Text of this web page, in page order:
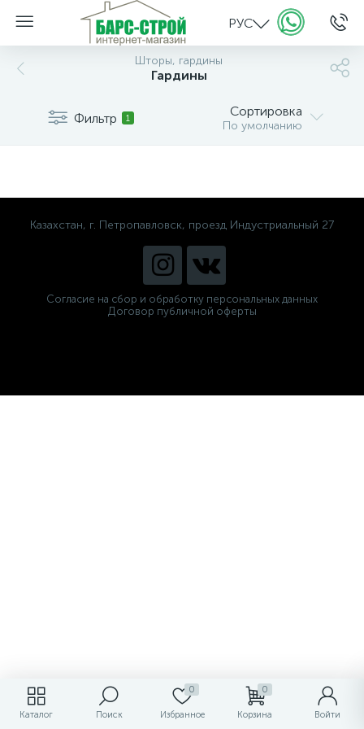
РУС
Каталог Поиск
0
Избранное
0
Корзина Войти
Шторы, гардины
Гардины
Фильтр 1 Сортировка
По умолчанию
Казахстан, г. Петропавловск, проезд Индустриальный 27
Согласие на сбор и обработку персональных данных
Договор публичной оферты